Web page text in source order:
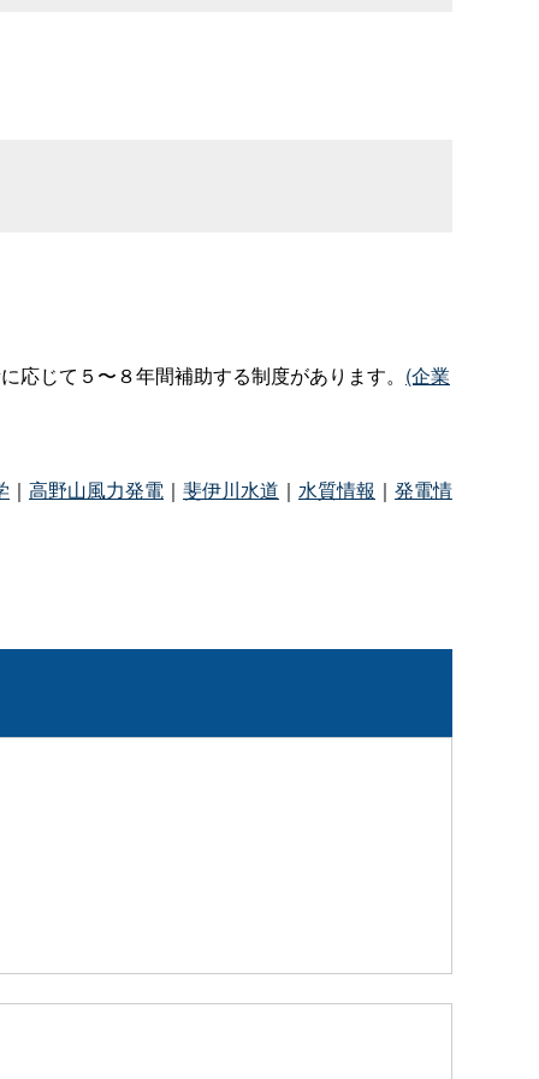
じて５〜８年間補助する制度があります。 (企業
｜ 高野山風力発電 ｜ 斐伊川水道 ｜ 水質情報 ｜ 発電情